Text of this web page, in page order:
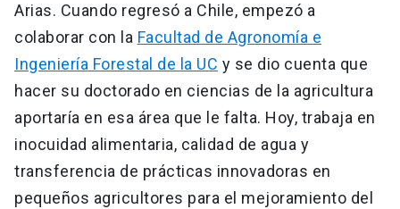
Arias. Cuando regresó a Chile, empezó a
colaborar con la Facultad de Agronomía e
Ingeniería Forestal de la UC y se dio cuenta que
hacer su doctorado en ciencias de la agricultura
aportaría en esa área que le falta. Hoy, trabaja en
inocuidad alimentaria, calidad de agua y
transferencia de prácticas innovadoras en
pequeños agricultores para el mejoramiento del